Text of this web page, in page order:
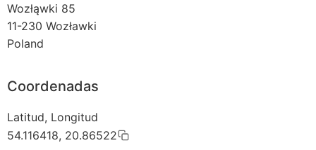
Wozłąwki 85
11-230 Wozławki
Poland
Coordenadas
Latitud, Longitud
54.116418, 20.86522